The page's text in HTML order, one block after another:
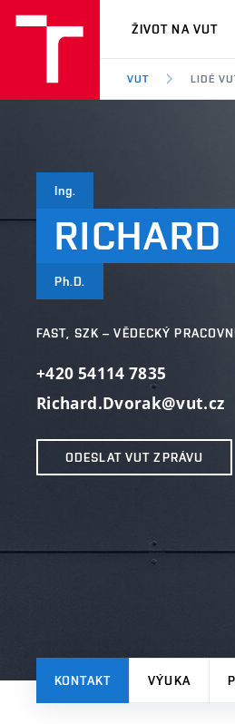
VUT
ŽIVOT NA VUT
VUT LIDÉ
Ing.
RICHARD
Ph.D.
FAST, SZK – VĚDECKÝ
+420 54114 7835
Richard.Dvorak@vut.cz
ODESLAT VUT ZPRÁVU
KONTAKT VÝUKA